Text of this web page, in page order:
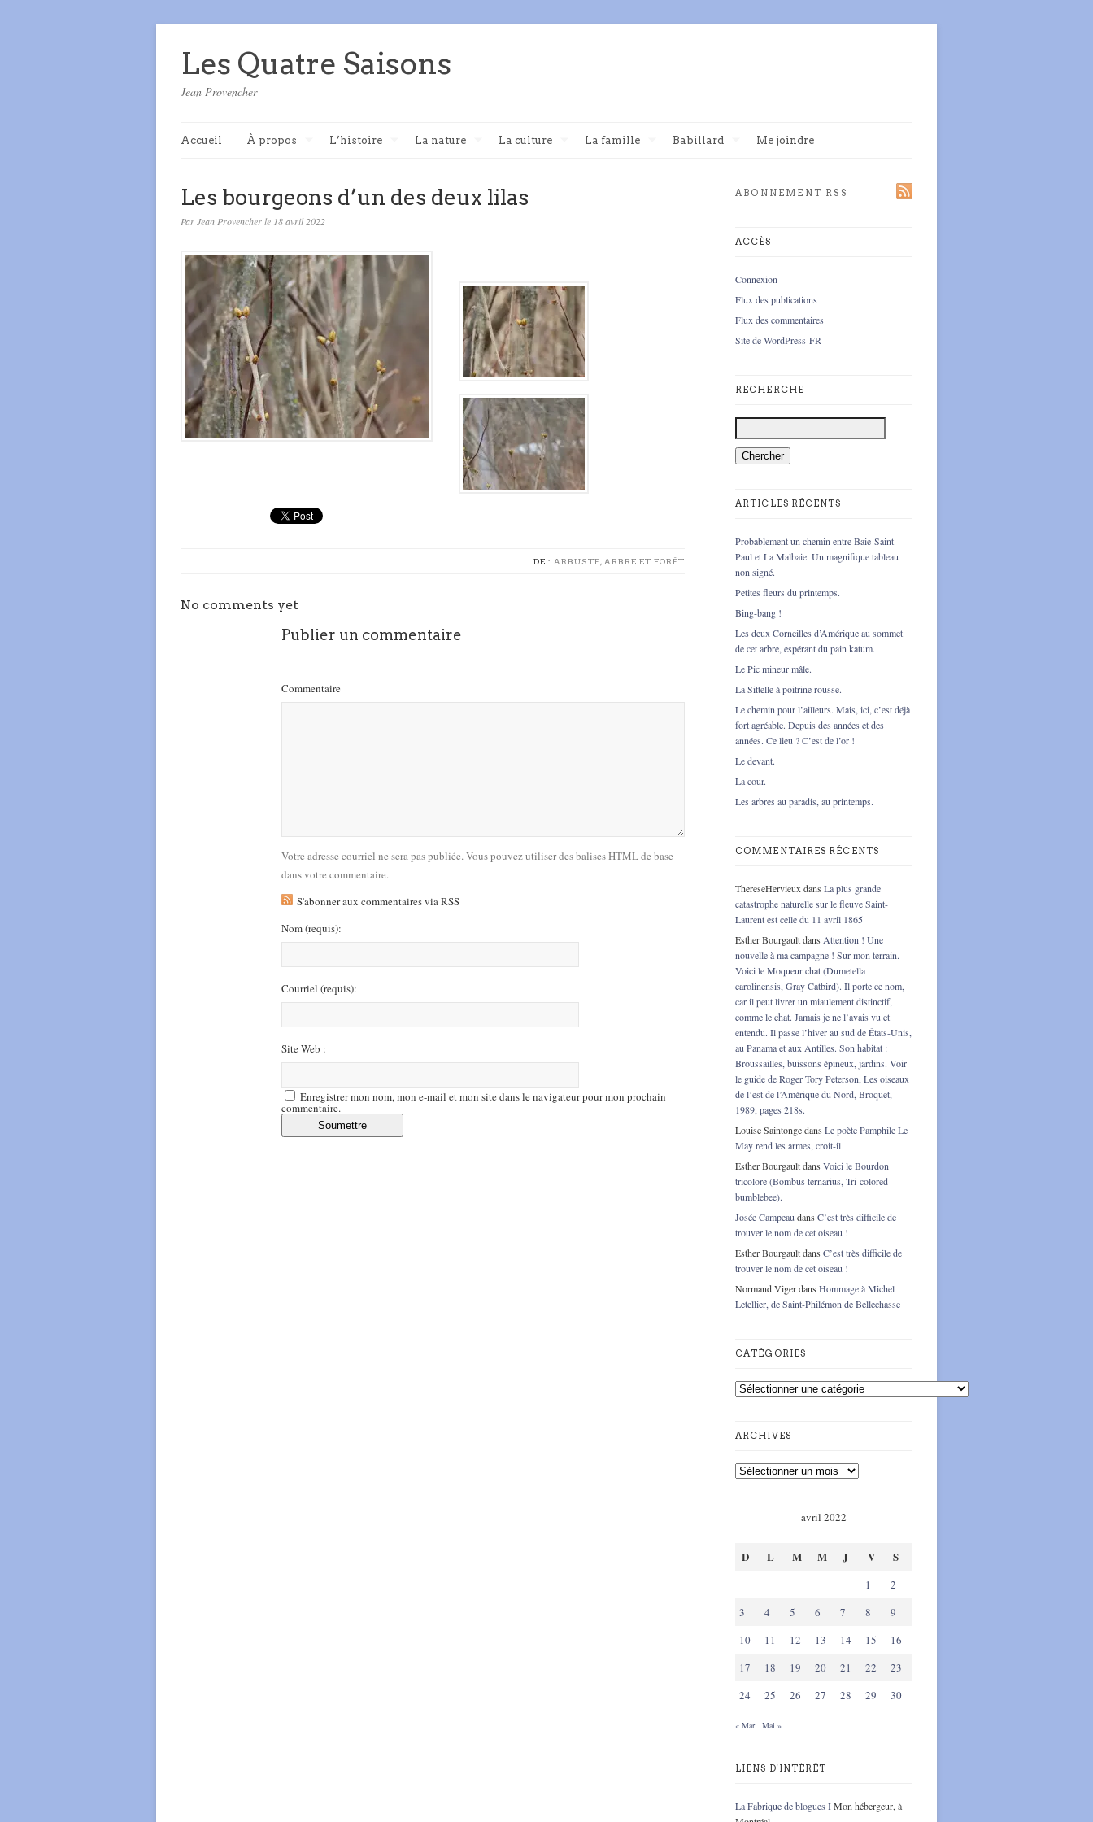
Les Quatre Saisons
Jean Provencher
Accueil À propos L’histoire La nature La culture La famille Babillard Me joindre
Les bourgeons d’un des deux lilas
Par Jean Provencher le 18 avril 2022
DE : ARBUSTE, ARBRE ET FORÊT
No comments yet
Publier un commentaire
Commentaire
Votre adresse courriel ne sera pas publiée. Vous pouvez utiliser des balises HTML de base
dans votre commentaire.
S'abonner aux commentaires via RSS
Nom(requis):
Courriel (requis):
Site Web :
Enregistrer mon nom, mon e-mail et mon site dans le navigateur pour mon prochain
commentaire.
ABONNEMENT RSS
ACCÈS
Connexion
Flux des publications
Flux des commentaires
Site de WordPress-FR
RECHERCHE
ARTICLES RÉCENTS
Probablement un chemin entre Baie-Saint-
Paul et La Malbaie. Un magnifique tableau
non signé.
Petites fleurs du printemps.
Bing-bang !
Les deux Corneilles d’Amérique au sommet
de cet arbre, espérant du pain katum.
Le Pic mineur mâle.
La Sittelle à poitrine rousse.
Le chemin pour l’ailleurs. Mais, ici, c’est déjà
fort agréable. Depuis des années et des
années. Ce lieu ? C’est de l’or !
Le devant.
La cour.
Les arbres au paradis, au printemps.
COMMENTAIRES RÉCENTS
ThereseHervieux dans La plus grande
catastrophe naturelle sur le fleuve Saint-
Laurent est celle du 11 avril 1865
Esther Bourgaultdans Attention ! Une
nouvelle à ma campagne ! Sur mon terrain.
Voici le Moqueur chat (Dumetella
carolinensis, Gray Catbird). Il porte ce nom,
car il peut livrer un miaulement distinctif,
comme le chat. Jamais je ne l’avais vu et
entendu. Il passe l’hiver au sud de États-Unis,
au Panama et aux Antilles. Son habitat :
Broussailles, buissons épineux, jardins. Voir
le guide de Roger Tory Peterson, Les oiseaux
de l’est de l’Amérique du Nord, Broquet,
1989, pages 218s.
Louise Saintongedans Le poète Pamphile Le
May rend les armes, croit-il
Esther Bourgaultdans Voici le Bourdon
tricolore (Bombus ternarius, Tri-colored
bumblebee).
Josée Campeau dans C’est très difficile de
trouver le nom de cet oiseau !
Esther Bourgaultdans C’est très difficile de
trouver le nom de cet oiseau !
Normand Vigerdans Hommage à Michel
Letellier, de Saint-Philémon de Bellechasse
CATÉGORIES
ARCHIVES
avril 2022
D L M M J V S
1
2
3
4 5 6 7 8
9
10
11 12 13 14 15
16
17
18 19 20 21 22
23
24
25 26 27 28 29 30
« Mar Mai »
LIENS D'INTÉRÊT
La Fabrique de blogues IMon hébergeur, à